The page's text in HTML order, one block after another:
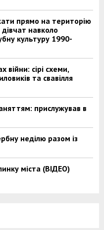
прямо на територію
навколо
культуру 1990-
війни: сірі схеми,
та свавілля
прислужував в
неділю разом із
міста (ВІДЕО)